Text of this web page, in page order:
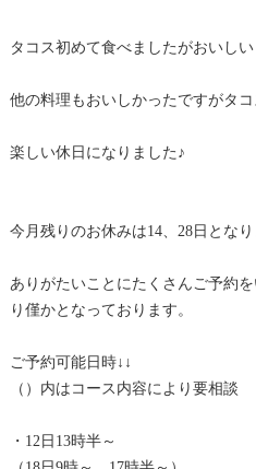
タコス初めて食べましたがおいしい
他の料理もおいしかったですがタ
楽しい休日になりました♪
今月残りのお休みは14、28日となり
ありがたいことにたくさんご予約
り僅かとなっております。
ご予約可能日時↓↓
（）内はコース内容により要相談
・12日13時半～